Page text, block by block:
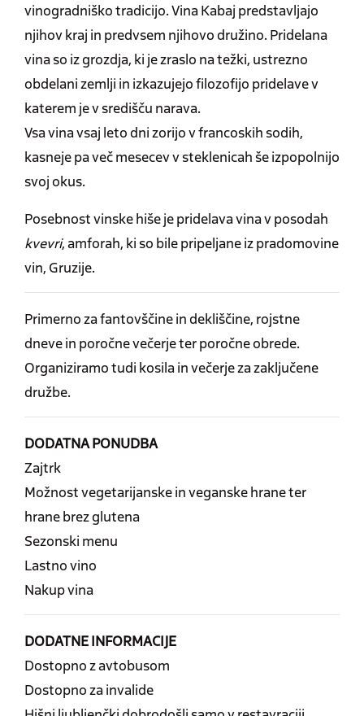
vinogradniško tradicijo. Vina Kabaj predstavljajo
njihov kraj in predvsem njihovo družino. Pridelana
vina so iz grozdja, ki je zraslo na težki, ustrezno
obdelani zemlji in izkazujejo filozofijo pridelave v
katerem je v središču narava.
Vsa vina vsaj leto dni zorijo v francoskih sodih,
kasneje pa več mesecev v steklenicah še izpopolnijo
svoj okus.
Posebnost vinske hiše je pridelava vina v posodah
kvevri, amforah, ki so bile pripeljane iz pradomovine
vin, Gruzije.
Primerno za fantovščine in dekliščine, rojstne
dneve in poročne večerje ter poročne obrede.
Organiziramo tudi kosila in večerje za zaključene
družbe.
DODATNA PONUDBA
Zajtrk
Možnost vegetarijanske in veganske hrane ter
hrane brez glutena
Sezonski menu
Lastno vino
Nakup vina
DODATNE INFORMACIJE
Dostopno z avtobusom
Dostopno za invalide